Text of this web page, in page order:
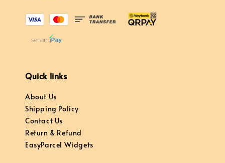
Quick links
About Us
Shipping Policy
Contact Us
Return & Refund
EasyParcel Widgets